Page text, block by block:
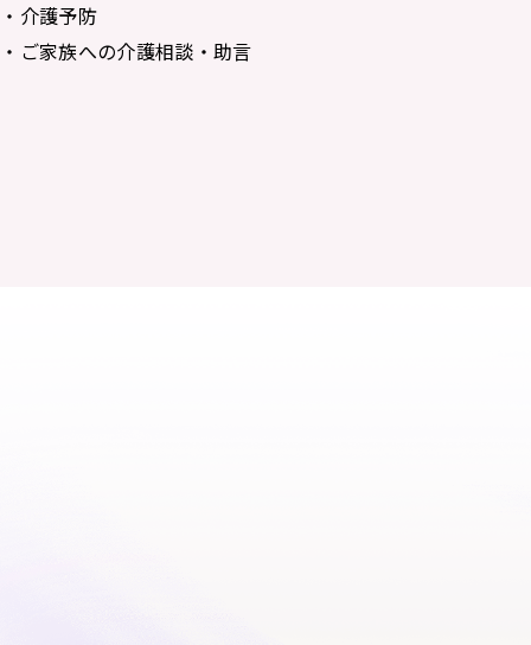
・介護予防
・ご家族への介護相談・助言